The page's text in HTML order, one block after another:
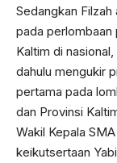
Sedangkan
pada perlombaan
Kaltim di
dahulu mengukir
pertama pada
dan Provinsi
Wakil Kepala
keikutsertaan